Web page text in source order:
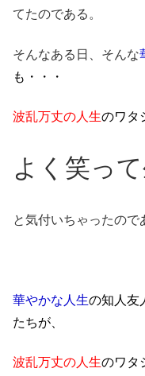
てたのである。
そんなある日、そんな
も・・・
波乱万丈の人生のワタ
よく笑っ
と気付いちゃったので
華やかな人生の知人友
たちが、
波乱万丈の人生のワタ